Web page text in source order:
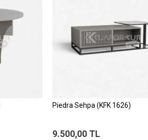
Piedra Sehpa (KFK 1626)
9.500,00 TL